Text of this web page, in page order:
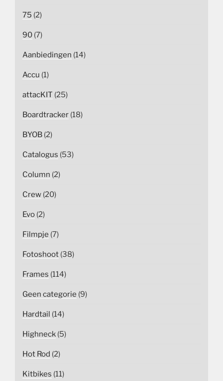
75 (2)
90 (7)
Aanbiedingen (14)
Accu (1)
attacKIT (25)
Boardtracker (18)
BYOB (2)
Catalogus (53)
Column (2)
Crew (20)
Evo (2)
Filmpje (7)
Fotoshoot (38)
Frames (114)
Geen categorie (9)
Hardtail (14)
Highneck (5)
Hot Rod (2)
Kitbikes (11)